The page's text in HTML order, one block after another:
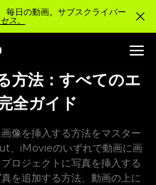
日の動画。サブスクライバー
ス。
方法：すべてのエ
全ガイド
像を挿入する方法をマスター
、iMovieのいずれで動画に画
ロジェクトに写真を挿入する
を追加する方法、動画の上に